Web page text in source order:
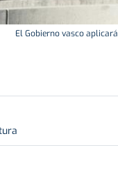
El Gobierno vasco